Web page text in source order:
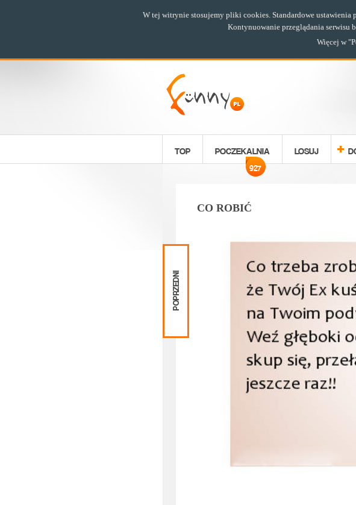
TOP POCZEKALNIA
927
LOSUJ
CO ROBIĆ
Poprzedni
W tej witrynie stosujemy pliki cookies. Standardowe
Kontynuowanie przeglądania serwisu
Więcej w "